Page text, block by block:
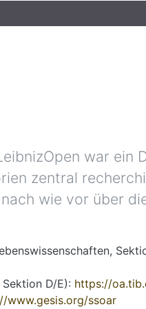
war ein
zentral
wie vor über
D/E): https://
www.gesis.org/ssoar